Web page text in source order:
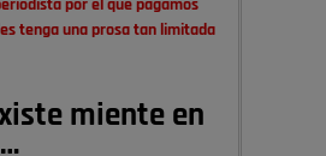
por el que pagamos
tenga una prosa tan limitada
miente en